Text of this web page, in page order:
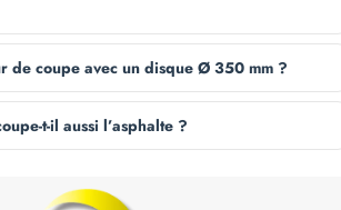
de coupe avec un disque Ø 350 mm ?
t-il aussi l’asphalte ?